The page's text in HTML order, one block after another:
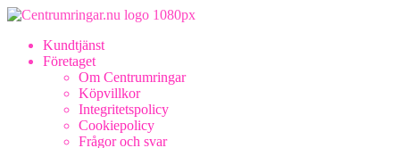
Hoppa
navigering
Hoppa
innehållKundtjänst
Företaget
Om Centrumringar
Köpvillkor
Integritetspolicy
Cookiepolicy
Frågor och svar